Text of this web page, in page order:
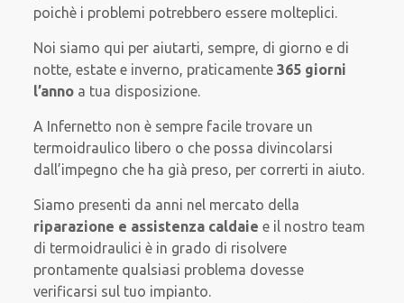
poichè i problemi potrebbero essere molteplici.
Noi siamo qui per aiutarti, sempre, di giorno e di
notte, estate e inverno, praticamente365 giorni
l’anno a tua disposizione.
A Infernetto non è sempre facile trovare un
termoidraulico libero o che possa divincolarsi
dall’impegno che ha già preso, per correrti in aiuto.
Siamo presenti da anni nel mercato della
riparazione e assistenza caldaie e il nostro team
di termoidraulici è in grado di risolvere
prontamente qualsiasi problema dovesse
verificarsi sul tuo impianto.